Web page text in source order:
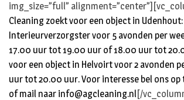
img_size=”full”
Cleaning zoekt voor een object in Udenhout:
Interieurverzorgster voor 5 avonden per
17.00 uur tot 19.00 uur of 18.00 uur tot
voor een object in Helvoirt voor 2 avonden
uur tot 20.00 uur. Voor interesse bel ons op
of mail naar info@agcleaning.nl [/